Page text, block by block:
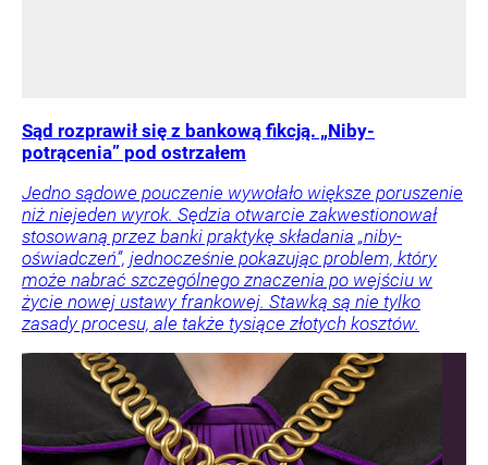
Sąd rozprawił się z bankową fikcją. „Niby-
potrącenia” pod ostrzałem
Jedno sądowe pouczenie wywołało większe poruszenie
niż niejeden wyrok. Sędzia otwarcie zakwestionował
stosowaną przez banki praktykę składania „niby-
oświadczeń”, jednocześnie pokazując problem, który
może nabrać szczególnego znaczenia po wejściu w
życie nowej ustawy frankowej. Stawką są nie tylko
zasady procesu, ale także tysiące złotych kosztów.